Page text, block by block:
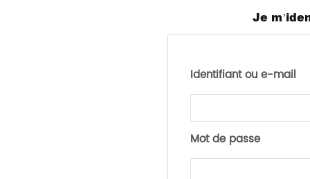
Je
Identifiant ou e-mail
Mot de passe
lancements avec une revendication
Le bien-être global avant tout
Les consommateurs accordent une
qu’à son amélioration et il a été
du terrain (santé intestinale, stress,